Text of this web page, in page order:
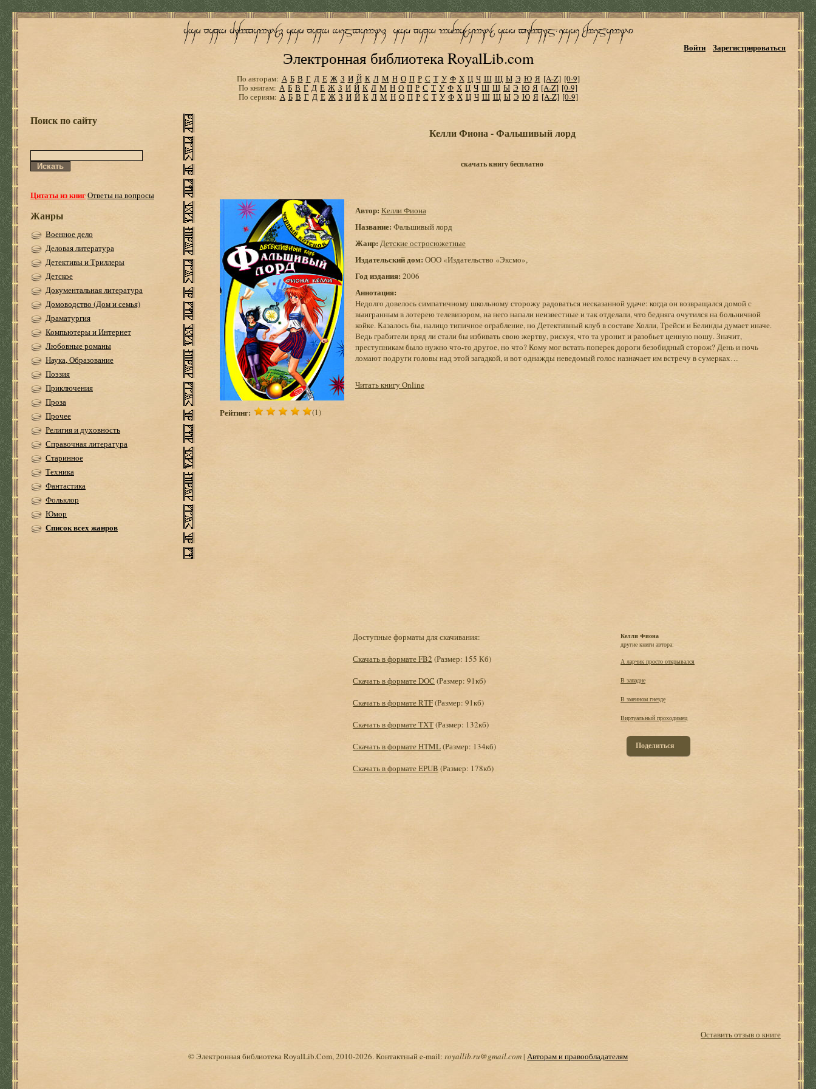
Электронная библиотека RoyalLib.com
Войти Зарегистрироваться
По авторам: А Б В Г Д Е Ж З И Й К Л М Н О П Р С Т У Ф Х Ц Ч Ш Щ Ы Э Ю Я [A-Z] [0-9]
По книгам: А Б В Г Д Е Ж З И Й К Л М Н О П Р С Т У Ф Х Ц Ч Ш Щ Ы Э Ю Я [A-Z] [0-9]
По сериям: А Б В Г Д Е Ж З И Й К Л М Н О П Р С Т У Ф Х Ц Ч Ш Щ Ы Э Ю Я [A-Z] [0-9]
Поиск по сайту
Цитаты из книгОтветы на вопросы
Жанры
Военное дело
Деловая литература
Детективы и Триллеры
Детское
Документальная литература
Домоводство (Дом и семья)
Драматургия
Компьютеры и Интернет
Любовные романы
Наука, Образование
Поэзия
Приключения
Проза
Прочее
Религия и духовность
Справочная литература
Старинное
Техника
Фантастика
Фольклор
Юмор
Список всех жанров
Келли Фиона - Фальшивый лорд
скачать книгу бесплатно
Рейтинг: (1)
Автор: Келли Фиона
Название: Фальшивый лорд
Жанр: Детские остросюжетные
Издательский дом: ООО «Издательство «Эксмо»,
Год издания: 2006
Аннотация:
Недолго довелось симпатичному школьному сторожу радоваться несказанной удаче: когда он возвращался домой с
выигранным в лотерею телевизором, на него напали неизвестные и так отделали, что бедняга очутился на больничной
койке. Казалось бы, налицо типичное ограбление, но Детективный клуб в составе Холли, Трейси и Белинды думает иначе.
Ведь грабители вряд ли стали бы избивать свою жертву, рискуя, что та уронит и разобьет ценную ношу. Значит,
преступникам было нужно что-то другое, но что? Кому мог встать поперек дороги безобидный сторож? День и ночь
ломают подруги головы над этой загадкой, и вот однажды неведомый голос назначает им встречу в сумерках…
Читать книгу Online
Доступные форматы для скачивания:
Скачать в формате FB2 (Размер: 155 Кб)
Скачать в формате DOC (Размер: 91кб)
Скачать в формате RTF(Размер: 91кб)
Скачать в формате TXT(Размер: 132кб)
Скачать в формате HTML(Размер: 134кб)
Скачать в формате EPUB (Размер: 178кб)
Келли Фиона
другие книги автора:
А ларчик просто открывался
В западне
В змеином гнезде
Виртуальный проходимец
Поделиться
Оставить отзыв о книге
© Электронная библиотека RoyalLib.Com, 2010-2026. Контактный e-mail: royallib.ru@gmail.com| Авторам и правообладателям